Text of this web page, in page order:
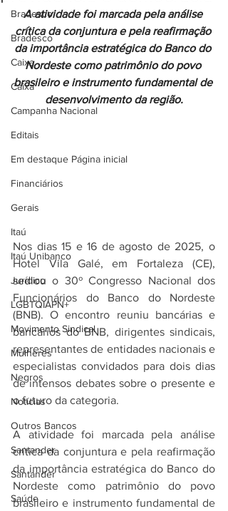
Bradesco
Bradesco
Caixa
Caixa
Campanha Nacional
Editais
Em destaque Página inicial
Financiários
Gerais
Itaú
Itaú Unibanco
Jurídico
LGBTQIAPN+
Movimento Sindical
Mulheres
Negros
Notícias
Outros Bancos
Santander
Santander
Saúde
A atividade foi marcada pela análise
crítica da conjuntura e pela reafirmação
da importância estratégica do Banco do
Nordeste como patrimônio do povo
brasileiro e instrumento fundamental de
desenvolvimento da região.
Nos dias 15 e 16 de agosto de 2025, o
Hotel Vila Galé, em Fortaleza (CE),
sediou o 30º Congresso Nacional dos
Funcionários do Banco do Nordeste
(BNB). O encontro reuniu bancárias e
bancários do BNB, dirigentes sindicais,
representantes de entidades nacionais e
especialistas convidados para dois dias
de intensos debates sobre o presente e
o futuro da categoria.
A atividade foi marcada pela análise
crítica da conjuntura e pela reafirmação
da importância estratégica do Banco do
Nordeste como patrimônio do povo
brasileiro e instrumento fundamental de